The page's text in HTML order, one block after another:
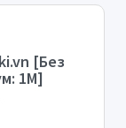
[Без
1М]